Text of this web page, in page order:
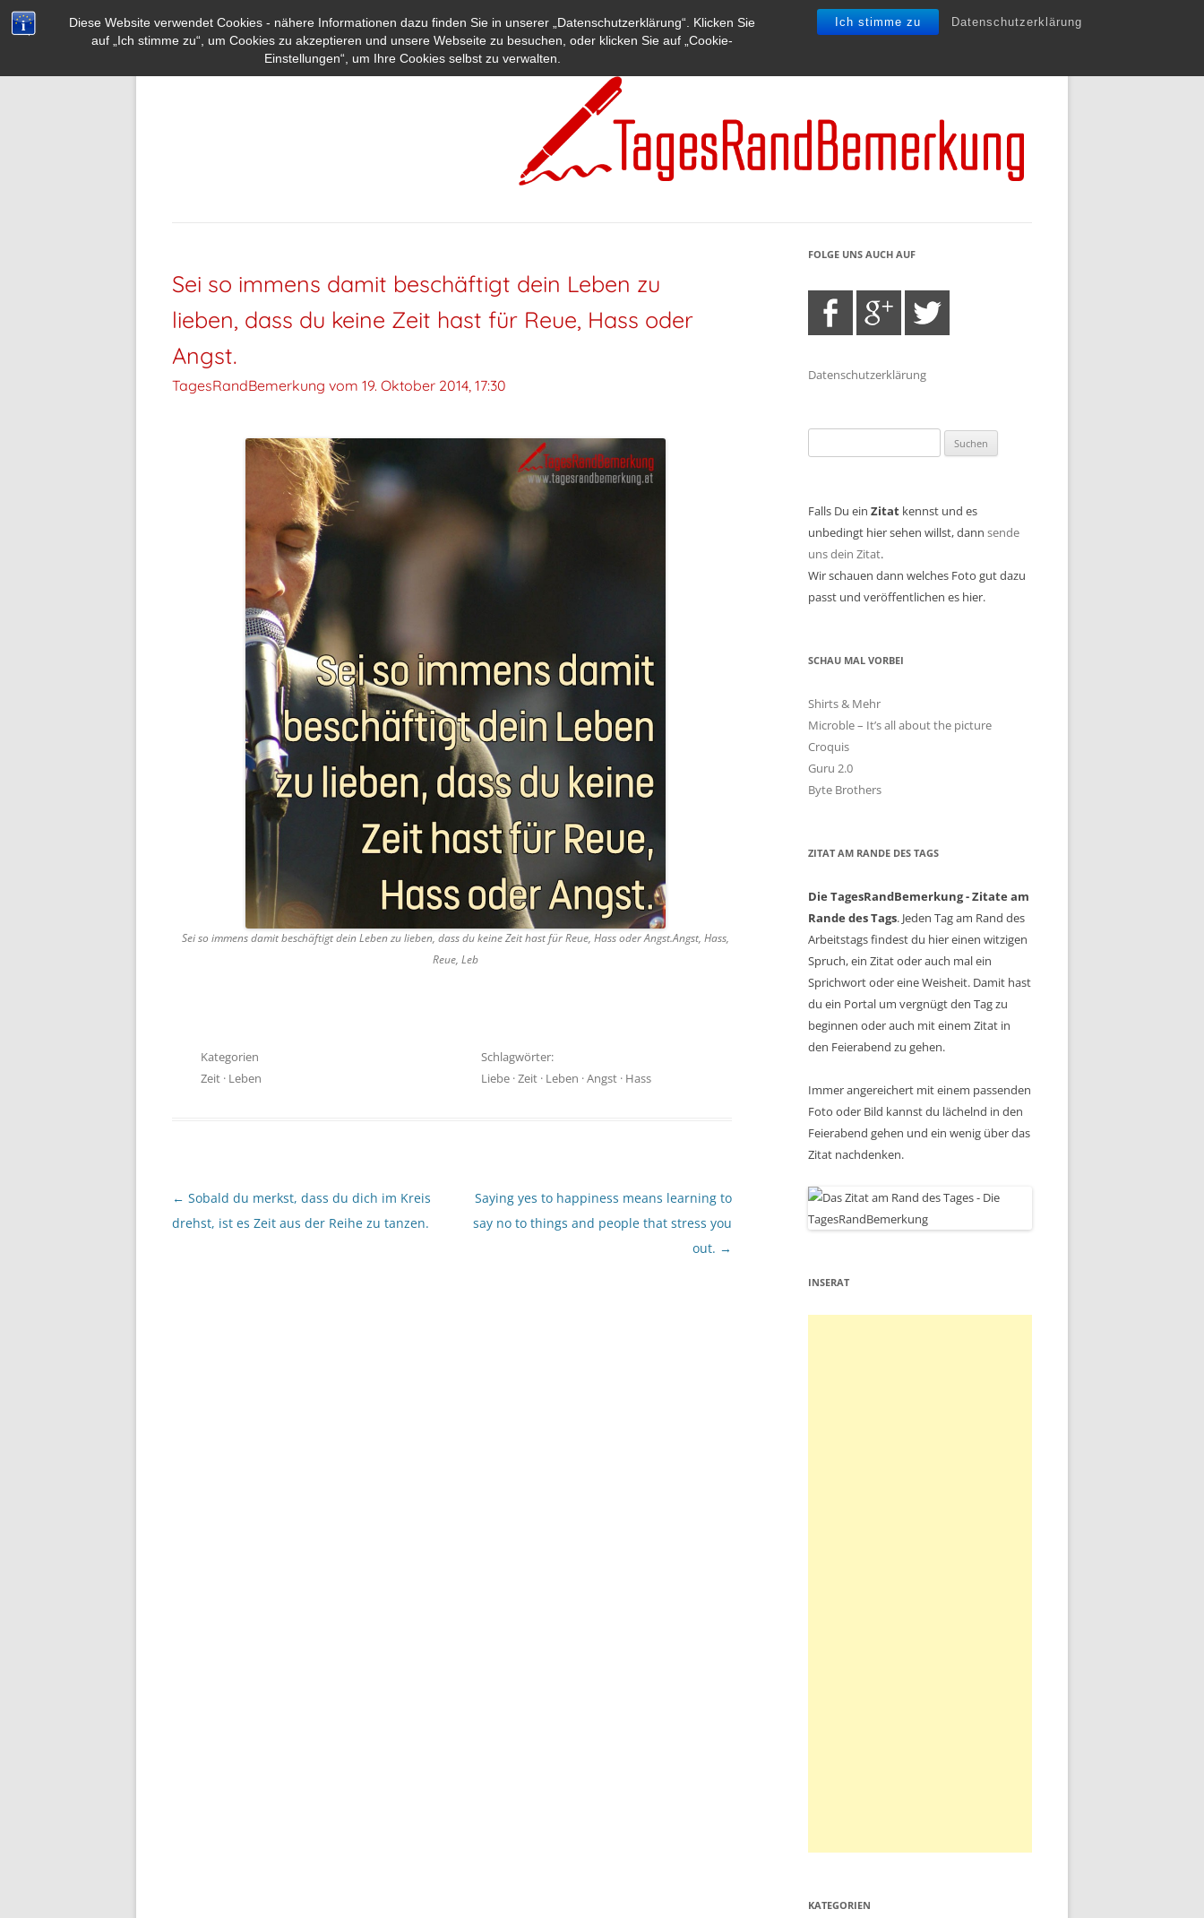
Diese Website verwendet Cookies - nähere Informationen dazu finden Sie in unserer „Datenschutzerklärung“. Klicken Sie
auf „Ich stimme zu“, um Cookies zu akzeptieren und unsere Webseite zu besuchen, oder klicken Sie auf „Cookie-
Einstellungen“, um Ihre Cookies selbst zu verwalten.
Ich stimme zu Datenschutzerklärung
Sei so immens damit beschäftigt dein Leben zu
lieben, dass du keine Zeit hast für Reue, Hass oder
Angst.
TagesRandBemerkung vom 19. Oktober 2014, 17:30
Sei so immens damit beschäftigt dein Leben zu lieben, dass du keine Zeit hast für Reue, Hass oder Angst.Angst, Hass,
Reue, Leb
Kategorien
Zeit · Leben
Schlagwörter:
Liebe·Zeit· Leben ·Angst· Hass
Beitragsnavigation
← Sobald du merkst, dass du dich im Kreis
drehst, ist es Zeit aus der Reihe zu tanzen.
Saying yes to happiness means learning to
say no to things and people that stress you
out. →
FOLGE UNS AUCH AUF
Datenschutzerklärung
nach:
Falls Du ein Zitat kennst und es
unbedingt hier sehen willst, dann sende
uns dein Zitat.
Wir schauen dann welches Foto gut dazu
passt und veröffentlichen es hier.
SCHAU MAL VORBEI
Shirts & Mehr
Microble – It’s all about the picture
Croquis
Guru 2.0
Byte Brothers
ZITAT AM RANDE DES TAGS
Die TagesRandBemerkung - Zitate am
Rande des Tags. Jeden Tag am Rand des
Arbeitstags findest du hier einen witzigen
Spruch, ein Zitat oder auch mal ein
Sprichwort oder eine Weisheit. Damit hast
du ein Portal um vergnügt den Tag zu
beginnen oder auch mit einem Zitat in
den Feierabend zu gehen.
Immer angereichert mit einem passenden
Foto oder Bild kannst du lächelnd in den
Feierabend gehen und ein wenig über das
Zitat nachdenken.
INSERAT
KATEGORIEN